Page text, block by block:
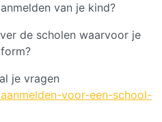
van je kind?
de scholen waarvoor je
je vragen
voor-een-school-